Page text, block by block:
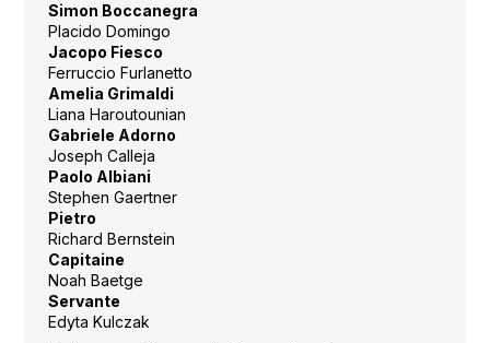
Simon Boccanegra
Placido Domingo
Jacopo Fiesco
Ferruccio Furlanetto
Amelia Grimaldi
Liana Haroutounian
Gabriele Adorno
Joseph Calleja
Paolo Albiani
Stephen Gaertner
Pietro
Richard Bernstein
Capitaine
Noah Baetge
Servante
Edyta Kulczak